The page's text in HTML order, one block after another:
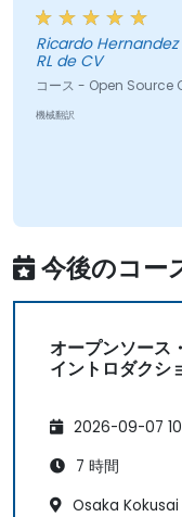
Ricardo Hernandez Enriquez - Flex N
RL de CV
コース - Open
機械翻訳
今後のコー
オープンソース
イントロダクシ
2026-09-07
7 時間
Osaka Kokusai